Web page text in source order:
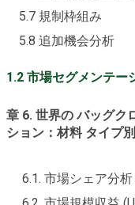
5.7 規制枠組み
5.8 追加機会分析
1.2 市場セグメンテー
章 6. 世界の バッグク
ション：材料 タイプ
6.1. 市場シェア分